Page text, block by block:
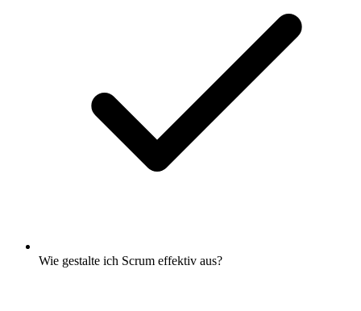
Wie gestalte ich Scrum effektiv aus?